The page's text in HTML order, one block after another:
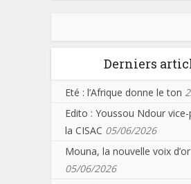
Derniers
Eté : l’Afrique donne le ton
Edito : Youssou Ndour
la CISAC 05/06/2026
Mouna, la nouvelle voix
05/06/2026